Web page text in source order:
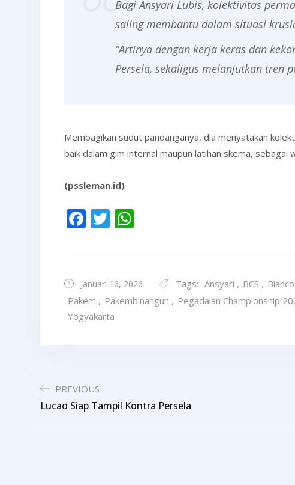
Bagi Ansyari Lubis, kolektivitas
saling membantu dalam situasi
“Artinya dengan kerja keras dan
Persela, sekaligus melanjutkan tren
Membagikan sudut pandanganya, dia menyatakan
baik dalam gim internal maupun latihan skema,
(pssleman.id)
Facebook
Twitter
Januari 16, 2026 Tags: Ansyari , BCS ,
Pakem , Pakembinangun , Pegadaian Championship
Yogyakarta
PREVIOUS
Lucao Siap Tampil Kontra Persela